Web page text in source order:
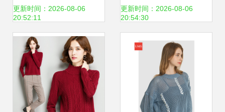
造之旅
更新时间：2026-08-06
20:52:11
PARIS服饰箱包精
选
更新时间：2026-08-06
20:54:30